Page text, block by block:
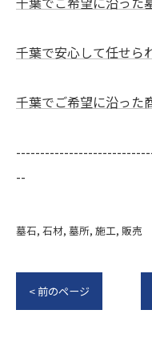
千葉で安心して任せら
千葉でご希望に沿った
--
墓石 石材 墓所 施工 販売
< 前のページ